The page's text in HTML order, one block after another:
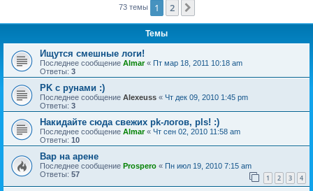
73 темы 1 2
Темы
Ищутся смешные логи!
Последнее сообщение Almar« Пт мар 18, 2011 10:18 am
Ответы: 3
PK с рунами :)
Последнее сообщение Alexeuss « Чт дек 09, 2010 1:45 pm
Ответы: 3
Накидайте сюда свежих pk-логов, pls! :)
Последнее сообщение Almar« Чт сен 02, 2010 11:58 am
Ответы: 10
Вар на арене
Последнее сообщение Prospero « Пн июл 19, 2010 7:15 am
Ответы: 57 1 2 3 4